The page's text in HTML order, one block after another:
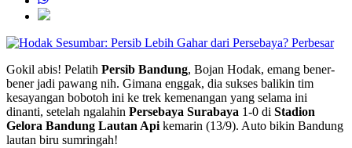
Perbesar
Gokil abis! Pelatih Persib Bandung, Bojan Hodak, emang bener-
bener jadi pawang nih. Gimana enggak, dia sukses balikin tim
kesayangan bobotoh ini ke trek kemenangan yang selama ini
dinanti, setelah ngalahin Persebaya Surabaya 1-0 di Stadion
Gelora Bandung Lautan Apikemarin (13/9). Auto bikin Bandung
lautan biru sumringah!